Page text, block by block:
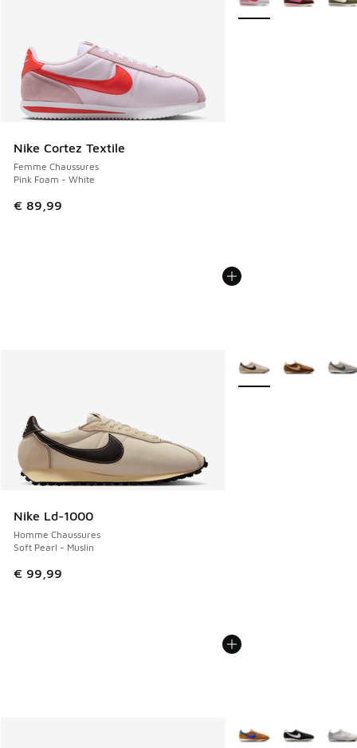
Nike Cortez Textile
Femme Chaussures
Pink Foam - White
€ 89,99
Nike Ld-1000
Homme Chaussures
Soft Pearl - Muslin
€ 99,99
Plus de couleurs
Plus de couleurs